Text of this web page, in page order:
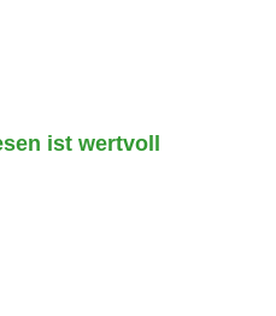
ist wertvoll